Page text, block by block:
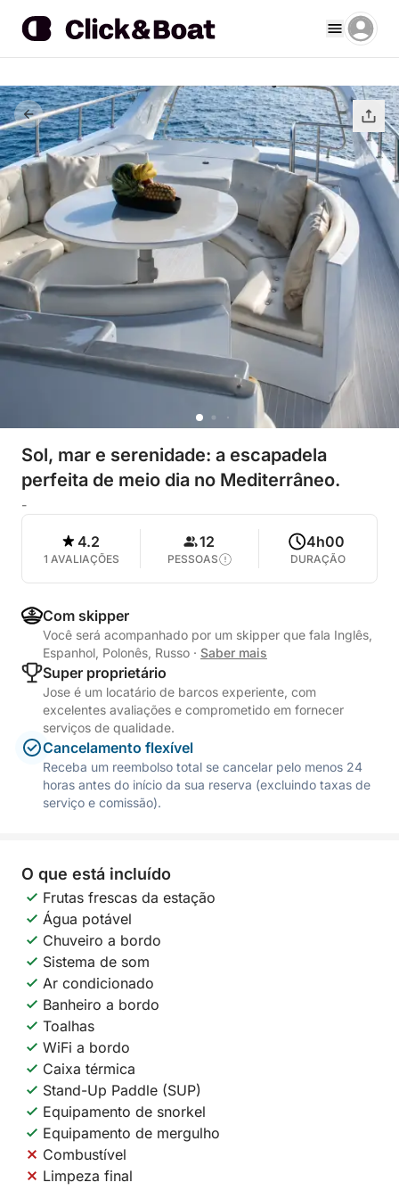
Sol, mar e serenidade: a escapadela
perfeita de meio dia no Mediterrâneo.
-
4.2
1 AVALIAÇÕES
12
PESSOAS
4h00
DURAÇÃO
Com skipper
Você será acompanhado por um skipper que fala Inglês,
Espanhol, Polonês, Russo · Saber mais
Super proprietário
Jose é um locatário de barcos experiente, com
excelentes avaliações e comprometido em fornecer
serviços de qualidade.
Cancelamento flexível
Receba um reembolso total se cancelar pelo menos 24
horas antes do início da sua reserva (excluindo taxas de
serviço e comissão).
O que está incluído
Frutas frescas da estação
Água potável
Chuveiro a bordo
Sistema de som
Ar condicionado
Banheiro a bordo
Toalhas
WiFi a bordo
Caixa térmica
Stand-Up Paddle (SUP)
Equipamento de snorkel
Equipamento de mergulho
Combustível
Limpeza final